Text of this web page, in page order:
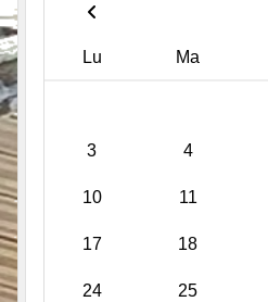
Lu Ma
3 4
10 11
17 18
24 25